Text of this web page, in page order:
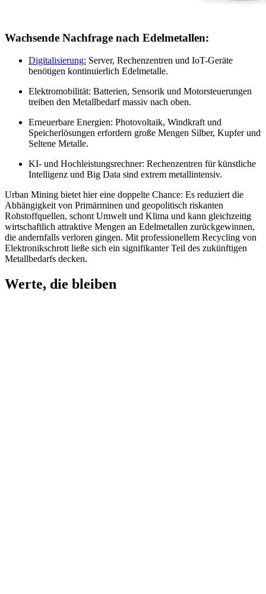
Wachsende Nachfrage nach Edelmetallen:
Digitalisierung: Server, Rechenzentren und IoT-Geräte
benötigen kontinuierlich Edelmetalle.
Elektromobilität: Batterien, Sensorik und Motorsteuerungen
treiben den Metallbedarf massiv nach oben.
Erneuerbare Energien: Photovoltaik, Windkraft und
Speicherlösungen erfordern große Mengen Silber, Kupfer und
Seltene Metalle.
KI- und Hochleistungsrechner: Rechenzentren für künstliche
Intelligenz und Big Data sind extrem metallintensiv.
Urban Mining bietet hier eine doppelte Chance: Es reduziert die
Abhängigkeit von Primärminen und geopolitisch riskanten
Rohstoffquellen, schont Umwelt und Klima und kann gleichzeitig
wirtschaftlich attraktive Mengen an Edelmetallen zurückgewinnen,
die andernfalls verloren gingen. Mit professionellem Recycling von
Elektronikschrott ließe sich ein signifikanter Teil des zukünftigen
Metallbedarfs decken.
Werte, die bleiben